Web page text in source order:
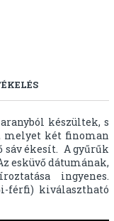
készültek, s
melyet két finoman
ékesít. A gyűrűk
esküvő dátumának,
ingyenes.
férfi) kiválasztható